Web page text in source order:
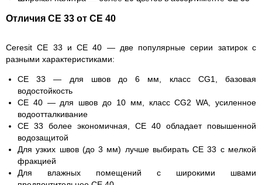
Отличия CE 33 от CE 40
Ceresit CE 33 и CE 40 — две популярные серии затирок с
разными характеристиками:
CE 33 — для швов до 6 мм, класс CG1, базовая
водостойкость
CE 40— для швов до 10 мм, класс CG2 WA, усиленное
водоотталкивание
CE 33 более экономичная, CE 40 обладает повышенной
водозащитой
Для узких швов (до 3 мм) лучше выбирать CE 33 с мелкой
фракцией
Для влажных помещений с широкими швами